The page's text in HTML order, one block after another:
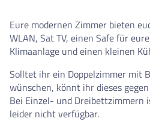
Eure modernen Zimmer bieten
WLAN, Sat TV, einen Safe für
Klimaanlage und einen kleinen
Solltet ihr ein Doppelzimmer mit
wünschen, könnt ihr dieses
Bei Einzel- und Dreibettzimmern
leider nicht verfügbar.